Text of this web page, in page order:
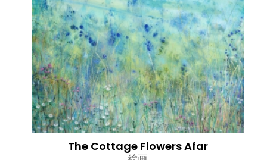
The Cottage Flowers Afar